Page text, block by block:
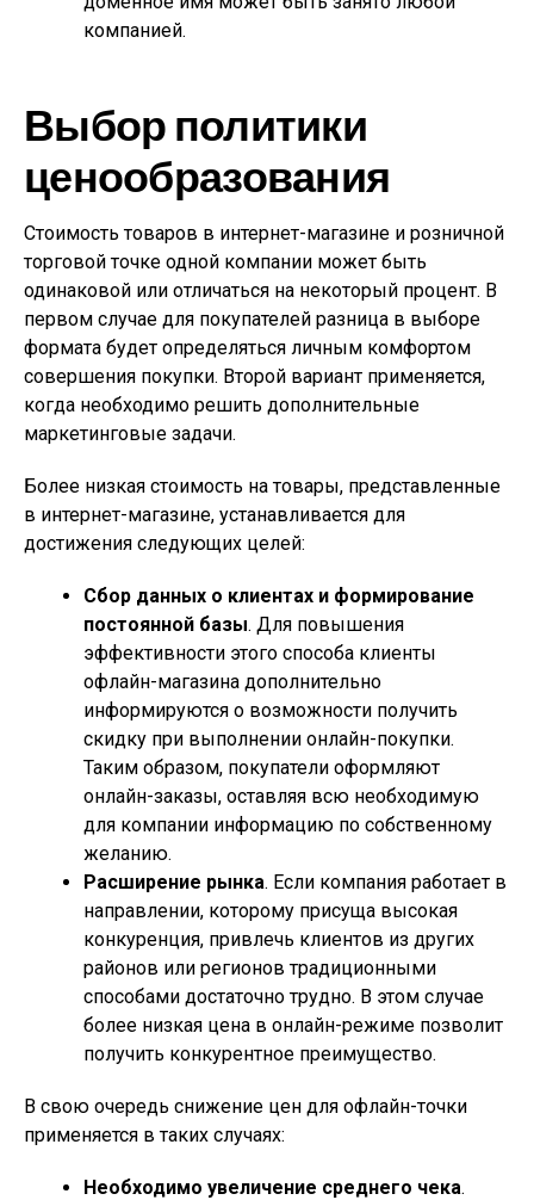
компанией.
Выбор политики
ценообразования
Стоимость товаров в интернет-магазине и розничной
торговой точке одной компании может быть
одинаковой или отличаться на некоторый процент. В
первом случае для покупателей разница в выборе
формата будет определяться личным комфортом
совершения покупки. Второй вариант применяется,
когда необходимо решить дополнительные
маркетинговые задачи.
Более низкая стоимость на товары, представленные
в интернет-магазине, устанавливается для
достижения следующих целей:
Сбор данных о клиентах и формирование
постоянной базы. Для повышения
эффективности этого способа клиенты
офлайн-магазина дополнительно
информируются о возможности получить
скидку при выполнении онлайн-покупки.
Таким образом, покупатели оформляют
онлайн-заказы, оставляя всю необходимую
для компании информацию по собственному
желанию.
Расширение рынка. Если компания работает в
направлении, которому присуща высокая
конкуренция, привлечь клиентов из других
районов или регионов традиционными
способами достаточно трудно. В этом случае
более низкая цена в онлайн-режиме позволит
получить конкурентное преимущество.
В свою очередь снижение цен для офлайн-точки
применяется в таких случаях:
Необходимо увеличение среднего чека.